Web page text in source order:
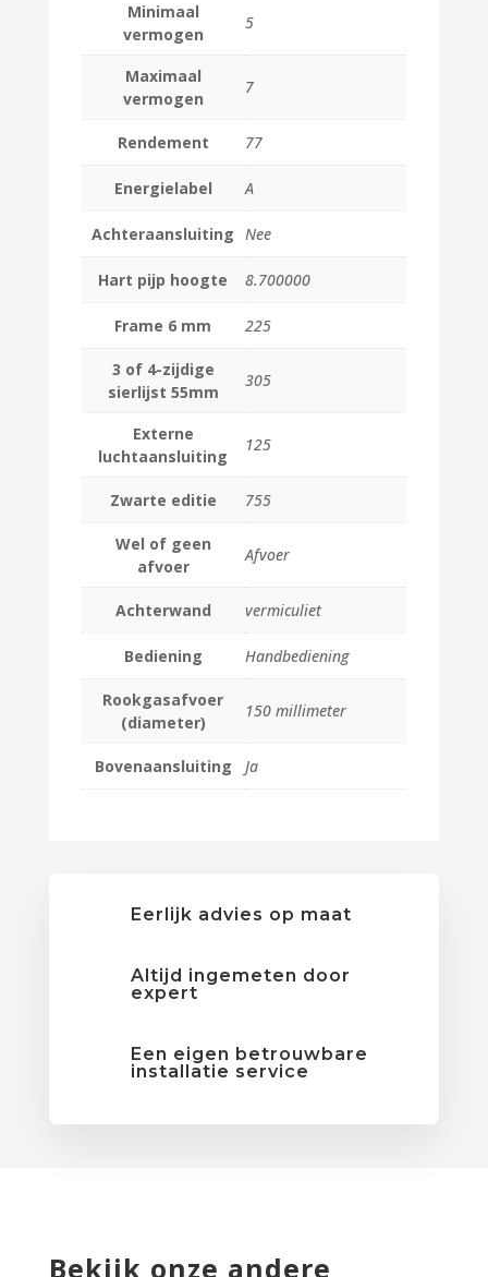
Minimaal
vermogen
5
Maximaal
vermogen
7
Rendement 77
Energielabel A
Achteraansluiting Nee
Hart pijp hoogte 8.700000
Frame 6 mm 225
3 of 4-zijdige
sierlijst 55mm
305
Externe
luchtaansluiting
125
Zwarte editie 755
Wel of geen
afvoer
Afvoer
Achterwand vermiculiet
Bediening Handbediening
Rookgasafvoer
(diameter)
150 millimeter
Bovenaansluiting Ja
Eerlijk advies op maat
Altijd ingemeten door
expert
Een eigen betrouwbare
installatie service
Bekijk onze andere